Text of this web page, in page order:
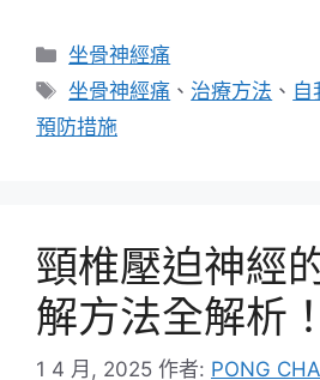
分
類
坐骨神經痛
標
籤
坐骨神經痛 、 治療方法 、 自
預防措施
頸椎壓迫神經
解方法全解析！
1 4 月, 2025 作者: PONG